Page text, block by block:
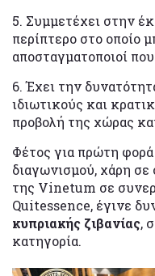
5. Συμμετέχει στην
περίπτερο στο οποίο
αποσταγματοποιοί
6. Έχει την
ιδιωτικούς και
προβολή της χώρας
Φέτος για πρώτη φορά
διαγωνισμού, χάρη σε
της Vinetum σε
Quitessence, έγινε
κυπριακής ζιβανίας,
κατηγορία.